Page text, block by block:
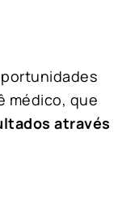
médico, que
através